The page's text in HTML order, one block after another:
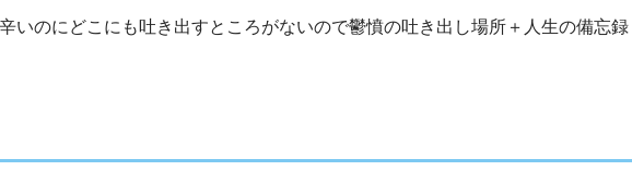
いのにどこにも吐き出すところがないので鬱憤の吐き出し場所＋人生の備忘録